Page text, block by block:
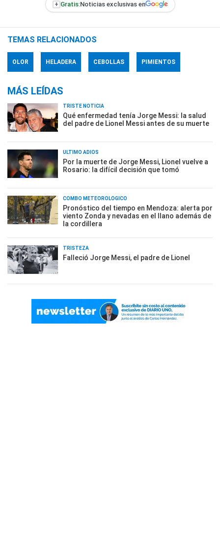
+ Gratis:Noticias exclusivas en
TEMAS RELACIONADOS
OLOR HELADERA CEBOLLAS PIMIENTOS
MÁS LEÍDAS
TRISTE NOTICIA
Qué enfermedad tenía Jorge Messi: la salud
del padre de Lionel Messi antes de su muerte
ÚLTIMO ADIÓS
Por la muerte de Jorge Messi, Lionel vuelve a
Rosario: la difícil decisión que tomó
COMBO METEOROLÓGICO
Pronóstico del tiempo en Mendoza: alerta por
viento Zonda y nevadas en el llano además de
la cordillera
TRISTEZA
Falleció Jorge Messi, el padre de Lionel